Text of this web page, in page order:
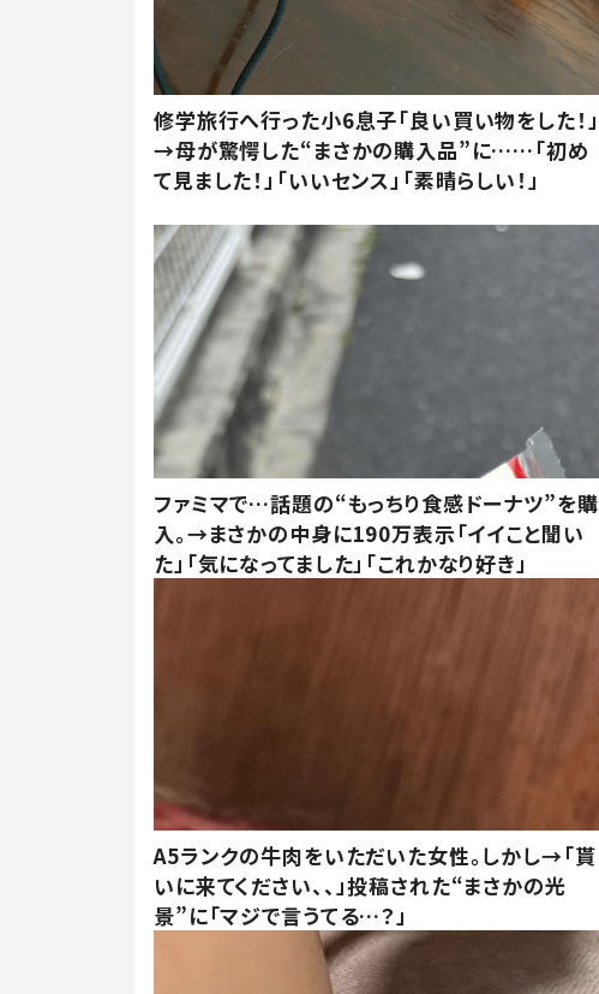
修学旅行へ行った小6息子「良い買い物をした！」
→母が驚愕した“まさかの購入品”に……「初め
て見ました！」「いいセンス」「素晴らしい！」
ファミマで…話題の“もっちり食感ドーナツ”を購
入。→まさかの中身に190万表示「イイこと聞い
た」「気になってました」「これかなり好き」
A5ランクの牛肉をいただいた女性。しかし→「貰
いに来てください、、」投稿された“まさかの光
景”に「マジで言うてる…？」